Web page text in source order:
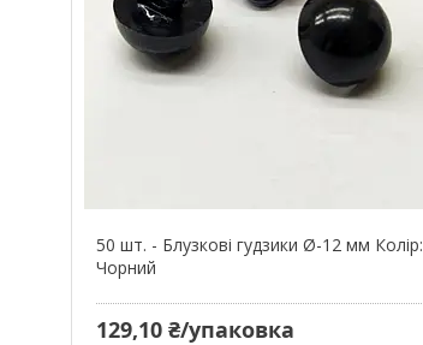
50 шт. - Блузкові гудзики Ø-12 мм Колір:
Чорний
129,10 ₴/упаковка